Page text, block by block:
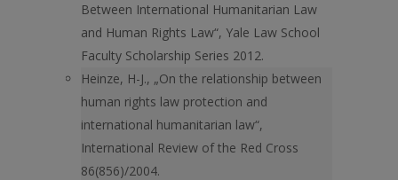
Between International Humanitarian Law
and Human Rights Law“, Yale Law School
Faculty Scholarship Series 2012.
Heinze, H-J., „On the relationship between
human rights law protection and
international humanitarian law“,
International Review of the Red Cross
86(856)/2004.